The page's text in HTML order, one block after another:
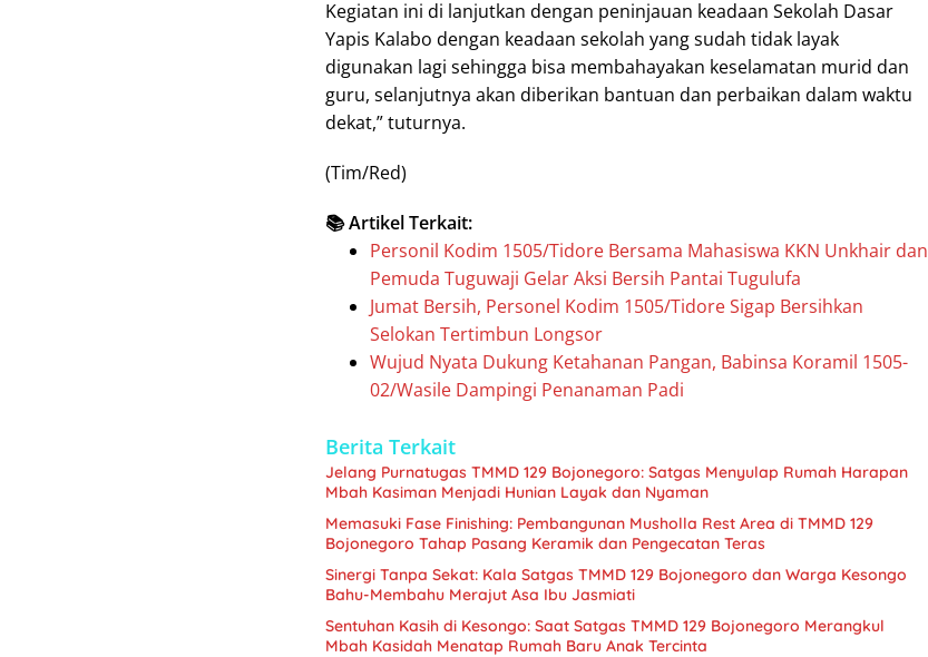
Kegiatan ini di lanjutkan dengan peninjauan keadaan Sekolah Dasar
Yapis Kalabo dengan keadaan sekolah yang sudah tidak layak
digunakan lagi sehingga bisa membahayakan keselamatan murid dan
guru, selanjutnya akan diberikan bantuan dan perbaikan dalam waktu
dekat,” tuturnya.
(Tim/Red)
📚 Artikel Terkait:
Personil Kodim 1505/Tidore Bersama Mahasiswa KKN Unkhair dan
Pemuda Tuguwaji Gelar Aksi Bersih Pantai Tugulufa
Jumat Bersih, Personel Kodim 1505/Tidore Sigap Bersihkan
Selokan Tertimbun Longsor
Wujud Nyata Dukung Ketahanan Pangan, Babinsa Koramil 1505-
02/Wasile Dampingi Penanaman Padi
Berita Terkait
Jelang Purnatugas TMMD 129 Bojonegoro: Satgas Menyulap Rumah Harapan
Mbah Kasiman Menjadi Hunian Layak dan Nyaman
Memasuki Fase Finishing: Pembangunan Musholla Rest Area di TMMD 129
Bojonegoro Tahap Pasang Keramik dan Pengecatan Teras
Sinergi Tanpa Sekat: Kala Satgas TMMD 129 Bojonegoro dan Warga Kesongo
Bahu-Membahu Merajut Asa Ibu Jasmiati
Sentuhan Kasih di Kesongo: Saat Satgas TMMD 129 Bojonegoro Merangkul
Mbah Kasidah Menatap Rumah Baru Anak Tercinta